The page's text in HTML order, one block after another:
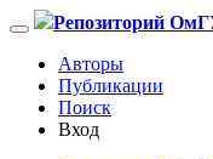
Репозиторий
Авторы
Публикации
Поиск
Вход